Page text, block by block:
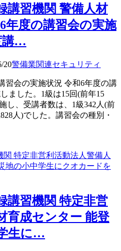
講習機関 警備人材
年度の講習会の実施
講…
20警備業関連セキュリティ
習会の実施状況 令和6年度の講
ました。1級は15回(前年15
し、受講者数は、1級342人(前
人)でした。講習会の種別・
講習機関 特定非営
育成センター 能登
生に…